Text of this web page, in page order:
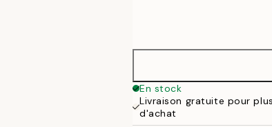
100x150 cm
En stock
Livraison gratuite pour
d'achat